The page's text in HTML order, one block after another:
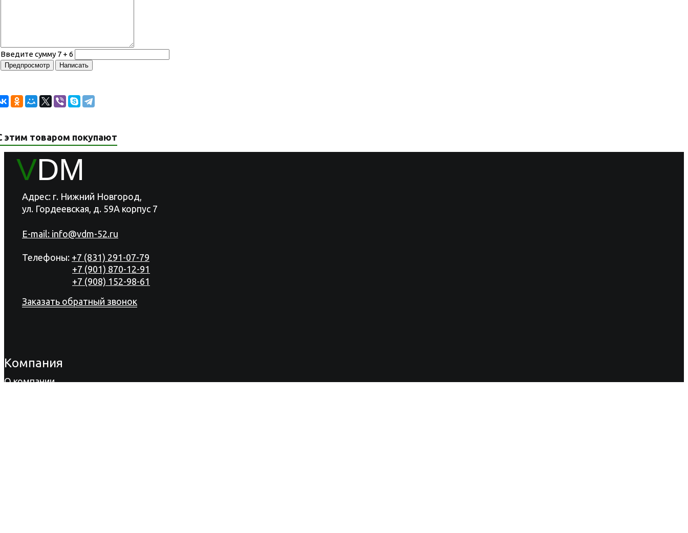
Введите сумму 7 + 6
этим товаром покупают
VDM
Адрес: г. Нижний Новгород,
ул. Гордеевская, д. 59А корпус 7
E-mail: info@vdm-52.ru
Телефоны: +7 (831) 291-07-79
+7 (901) 870-12-91
+7 (908) 152-98-61
Заказать обратный звонок
Компания
О компании